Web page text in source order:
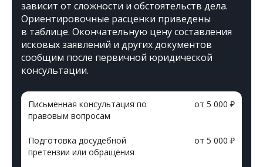
зависит от сложности и обстоятельств дела.
Ориентировочные расценки приведены
в таблице. Окончательную цену составления
исковых заявлений и других документов
сообщим после первичной юридической
консультации.
Письменная консультация по
правовым вопросам
от 5 000 ₽
Подготовка досудебной
претензии или обращения
от 5 000 ₽